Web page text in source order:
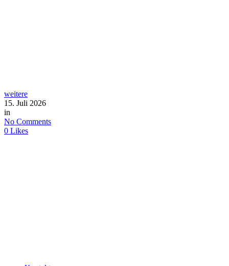
weitere
15. Juli 2026
in
No Comments
0 Likes